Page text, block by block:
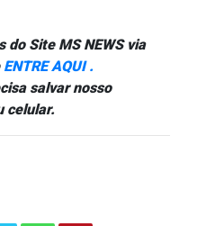
Site MS NEWS via
ENTRE AQUI .
salvar nosso
celular.